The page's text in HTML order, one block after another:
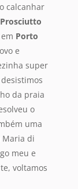
calcanhar
Porto
e
super
da praia
o
uma
Maria di
meu e
voltamos